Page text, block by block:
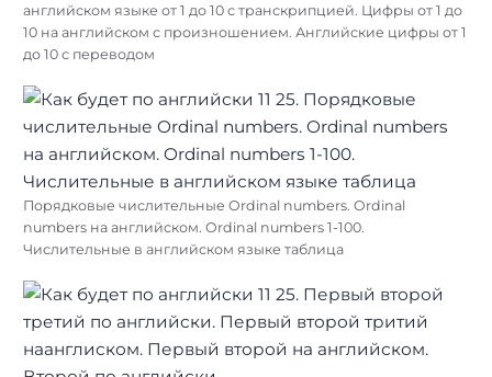
английском языке от 1 до 10 с транскрипцией. Цифры от 1 до
10 на английском с произношением. Английские цифры от 1
до 10 с переводом
Порядковые числительные Ordinal numbers. Ordinal
numbers на английском. Ordinal numbers 1-100.
Числительные в английском языке таблица